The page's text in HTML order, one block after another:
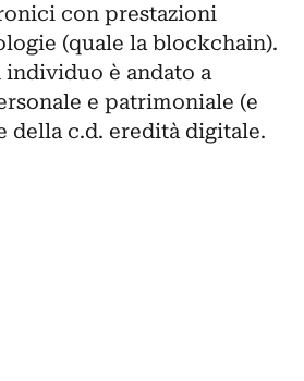
con prestazioni
(quale lablockchain).
è andato a
e patrimoniale (e
della c.d. eredità digitale.